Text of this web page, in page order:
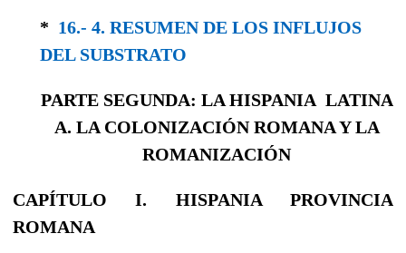
* 16.- 4. RESUMEN DE LOS INFLUJOS
DEL SUBSTRATO
PARTE SEGUNDA: LA HISPANIA LATINA
A. LA COLONIZACIÓN ROMANA Y LA
ROMANIZACIÓN
CAPÍTULO I. HISPANIA PROVINCIA
ROMANA